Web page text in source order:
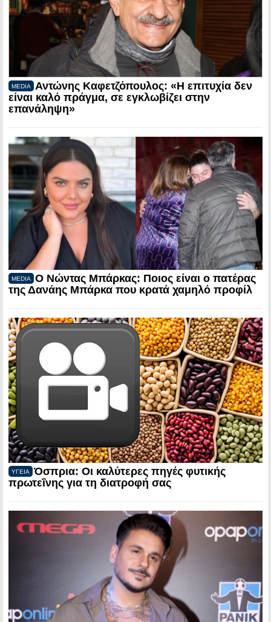
MEDIA
Αντώνης Καφετζόπουλος: «Η επιτυχία δεν
είναι καλό πράγμα, σε εγκλωβίζει στην
επανάληψη»
MEDIA
Ο Νώντας Μπάρκας: Ποιος είναι ο πατέρας
της Δανάης Μπάρκα που κρατά χαμηλό προφίλ
ΥΓΕΙΑ
Όσπρια: Οι καλύτερες πηγές φυτικής
πρωτεΐνης για τη διατροφή σας